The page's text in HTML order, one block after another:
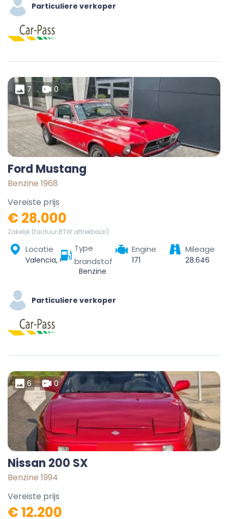
Particuliere verkoper
7 0
Ford Mustang
Benzine 1968
Vereiste prijs
€ 28.000
Zakelijk (factuur BTW aftrekbaar)
Locatie
Valencia, Comarca de València, Valencia, Valencian Community, Spain
Type
brandstof
Benzine
Engine
171
Mileage
28.646
Particuliere verkoper
6 0
Nissan 200 SX
Benzine 1994
Vereiste prijs
€ 12.200